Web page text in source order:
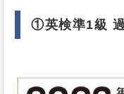
①英検準1級